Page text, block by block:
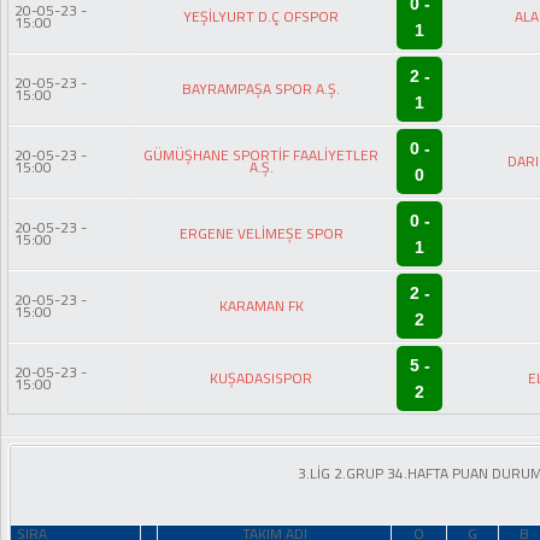
Futbol
Sosyal Medya
20-05-23 -
15:00 YEŞİLYURT D.Ç OFSPOR
1
20-05-23 -
15:00 BAYRAMPAŞA SPOR A.Ş.
2 -
1
20-05-23 -
15:00
GÜMÜŞHANE SPORTİF FAALİYETLER
A.Ş.
0 -
0
20-05-23 -
15:00 ERGENE VELİMEŞE SPOR
0 -
1
20-05-23 -
15:00 KARAMAN FK
2 -
2
20-05-23 -
15:00 KUŞADASISPOR
5 -
2
3.LİG 2.GRUP 34.HAFTA PUAN
SIRA TAKIM ADI O G B